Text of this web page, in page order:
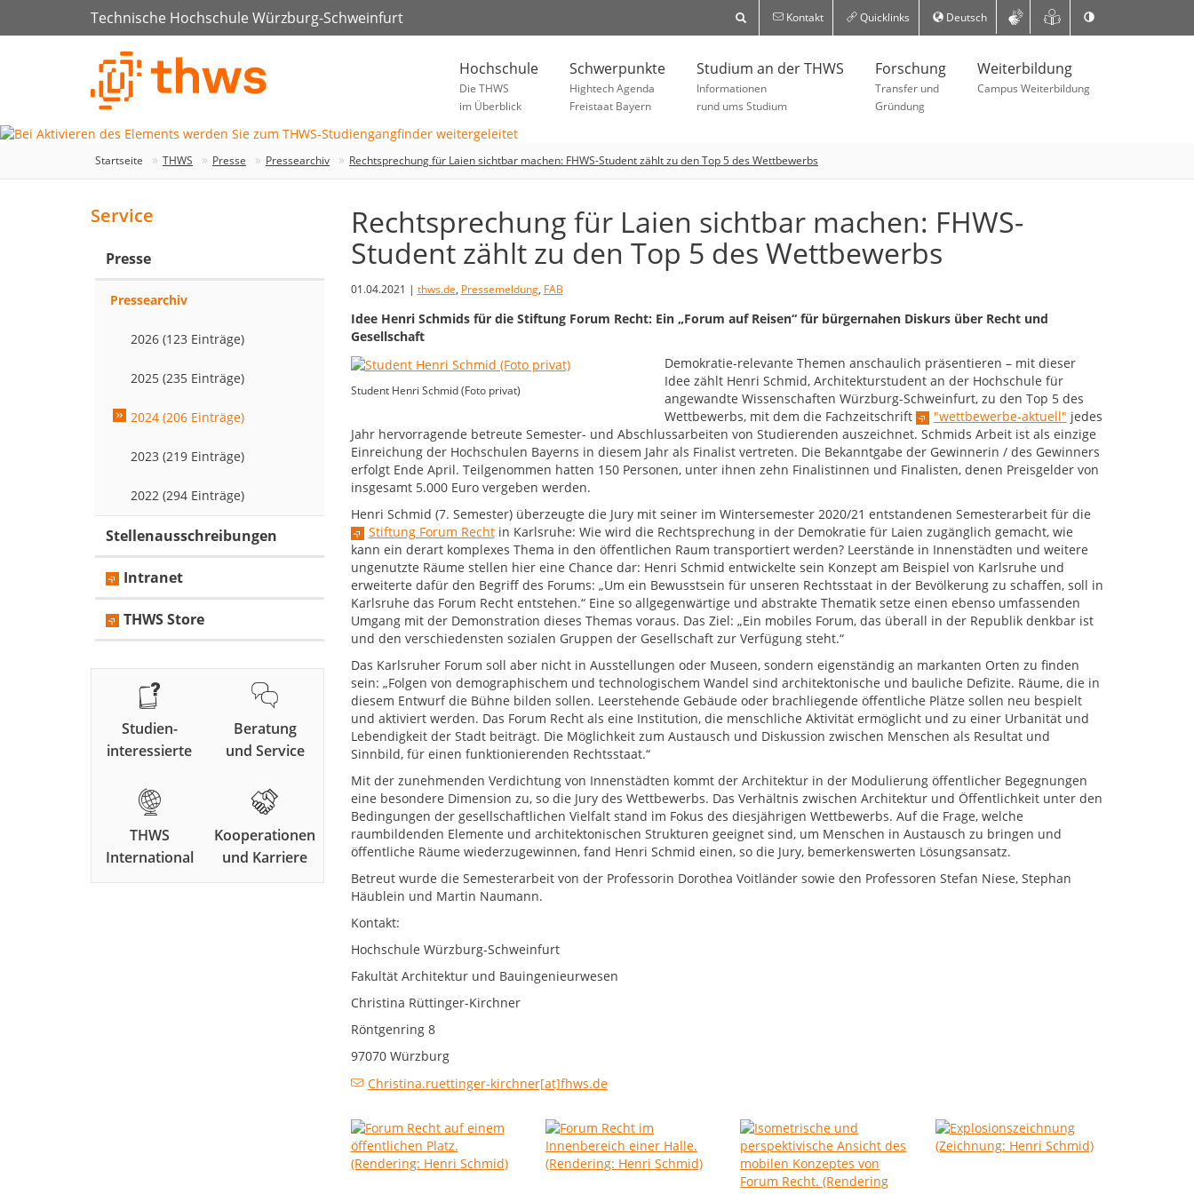
Technische Hochschule Würzburg-Schweinfurt Kontakt Quicklinks Deutsch
Hochschule
Die THWS
im Überblick
Schwerpunkte
Hightech Agenda
Freistaat Bayern
Studium an der THWS
Informationen
rund ums Studium
Forschung
Transfer und
Gründung
Weiterbildung
Campus Weiterbildung
Startseite THWS Presse Pressearchiv Rechtsprechung für Laien sichtbar machen: FHWS-Student zählt zu den Top 5 des Wettbewerbs
Rechtsprechung für Laien sichtbar machen: FHWS-
Student zählt zu den Top 5 des Wettbewerbs
01.04.2021 | thws.de, Pressemeldung, FAB
Idee Henri Schmids für die Stiftung Forum Recht: Ein „Forum auf Reisen“ für bürgernahen Diskurs über Recht und
Gesellschaft
Student Henri Schmid (Foto privat)
Demokratie-relevante Themen anschaulich präsentieren – mit dieser
Idee zählt Henri Schmid, Architekturstudent an der Hochschule für
angewandte Wissenschaften Würzburg-Schweinfurt, zu den Top 5 des
Wettbewerbs, mit dem die Fachzeitschrift
"wettbewerbe-aktuell" jedes
Jahr hervorragende betreute Semester- und Abschlussarbeiten von Studierenden auszeichnet. Schmids Arbeit ist als einzige
Einreichung der Hochschulen Bayerns in diesem Jahr als Finalist vertreten. Die Bekanntgabe der Gewinnerin / des Gewinners
erfolgt Ende April. Teilgenommen hatten 150 Personen, unter ihnen zehn Finalistinnen und Finalisten, denen Preisgelder von
insgesamt 5.000 Euro vergeben werden.
Henri Schmid (7. Semester) überzeugte die Jury mit seiner im Wintersemester 2020/21 entstandenen Semesterarbeit für die
Stiftung Forum Rechtin Karlsruhe: Wie wird die Rechtsprechung in der Demokratie für Laien zugänglich gemacht, wie
kann ein derart komplexes Thema in den öffentlichen Raum transportiert werden? Leerstände in Innenstädten und weitere
ungenutzte Räume stellen hier eine Chance dar: Henri Schmid entwickelte sein Konzept am Beispiel von Karlsruhe und
erweiterte dafür den Begriff des Forums: „Um ein Bewusstsein für unseren Rechtsstaat in der Bevölkerung zu schaffen, soll in
Karlsruhe das Forum Recht entstehen.“ Eine so allgegenwärtige und abstrakte Thematik setze einen ebenso umfassenden
Umgang mit der Demonstration dieses Themas voraus. Das Ziel: „Ein mobiles Forum, das überall in der Republik denkbar ist
und den verschiedensten sozialen Gruppen der Gesellschaft zur Verfügung steht.“
Das Karlsruher Forum soll aber nicht in Ausstellungen oder Museen, sondern eigenständig an markanten Orten zu finden
sein: „Folgen von demographischem und technologischem Wandel sind architektonische und bauliche Defizite. Räume, die in
diesem Entwurf die Bühne bilden sollen. Leerstehende Gebäude oder brachliegende öffentliche Plätze sollen neu bespielt
und aktiviert werden. Das Forum Recht als eine Institution, die menschliche Aktivität ermöglicht und zu einer Urbanität und
Lebendigkeit der Stadt beiträgt. Die Möglichkeit zum Austausch und Diskussion zwischen Menschen als Resultat und
Sinnbild, für einen funktionierenden Rechtsstaat.“
Mit der zunehmenden Verdichtung von Innenstädten kommt der Architektur in der Modulierung öffentlicher Begegnungen
eine besondere Dimension zu, so die Jury des Wettbewerbs. Das Verhältnis zwischen Architektur und Öffentlichkeit unter den
Bedingungen der gesellschaftlichen Vielfalt stand im Fokus des diesjährigen Wettbewerbs. Auf die Frage, welche
raumbildenden Elemente und architektonischen Strukturen geeignet sind, um Menschen in Austausch zu bringen und
öffentliche Räume wiederzugewinnen, fand Henri Schmid einen, so die Jury, bemerkenswerten Lösungsansatz.
Betreut wurde die Semesterarbeit von der Professorin Dorothea Voitländer sowie den Professoren Stefan Niese, Stephan
Häublein und Martin Naumann.
Kontakt:
Hochschule Würzburg-Schweinfurt
Fakultät Architektur und Bauingenieurwesen
Christina Rüttinger-Kirchner
Röntgenring 8
97070 Würzburg
Christina.ruettinger-kirchner[at]fhws.de
Service
Presse
Pressearchiv
2026 (123 Einträge)
2025 (235 Einträge)
2024 (206 Einträge)
2023 (219 Einträge)
2022 (294 Einträge)
Stellenausschreibungen
Intranet
THWS Store
Studien-
interessierte
Beratung
und Service
THWS
International
Kooperationen
und Karriere